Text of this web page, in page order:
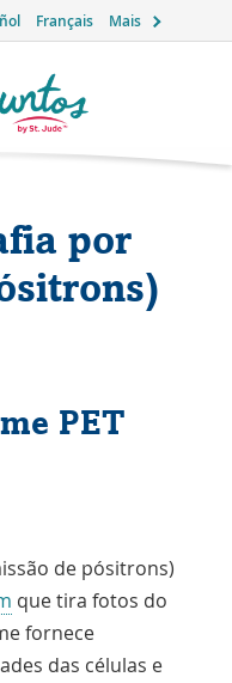
Français Mais
por
PET
de pósitrons)
que tira fotos do
fornece
das células e